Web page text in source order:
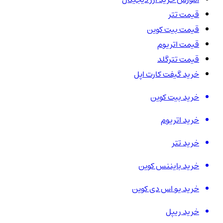
قیمت تتر
قیمت بیت کوین
قیمت اتریوم
قیمت تترگلد
خرید گیفت کارت اپل
خرید بیت کوین
خرید اتریوم
خرید تتر
خرید بایننس کوین
خرید یو اس دی کوین
خرید ریپل